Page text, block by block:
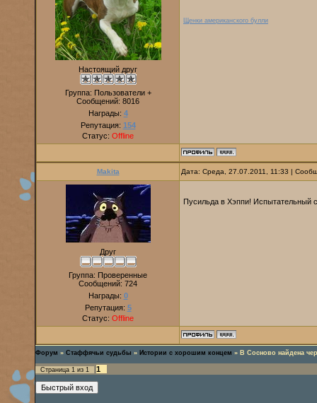
Настоящий друг
Группа: Пользователи +
Сообщений: 8016
Награды: 4
Репутация: 154
Статус: Offline
Щенки американского булли
Makita Дата: Среда, 27.07.2011, 11:33 |
Друг
Группа: Проверенные
Сообщений: 724
Награды: 0
Репутация: 5
Статус: Offline
Пусильда в Хэппи! Испытательный
Форум » Стаффячьи судьбы » Истории с хорошим концем » В Сосново найдена
Страница 1 из 1 1